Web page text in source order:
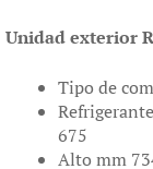
Unidad exterior
Tipo de
675
Alto mm